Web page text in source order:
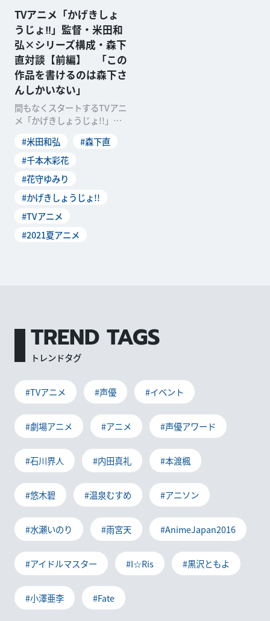
TVアニメ「かげきしょ
うじょ‼」監督・米田和
弘×シリーズ構成・森下
直対談【前編】 「この
作品を書けるのは森下さ
んしかいない」
間もなくスタートするTVアニ
メ「かげきしょうじょ!!」。
ーをめざす少女たち
#米田和弘
#森下直
#千本木彩花
#花守ゆみり
#かげきしょうじょ!!
#TVアニメ
#2021夏アニメ
TREND TAGS
トレンドタグ
#TVアニメ #声優 #イベント
#劇場アニメ #アニメ #声優アワード
#石川界人 #内田真礼 #本渡楓
#悠木碧 #温泉むすめ #アニソン
#水瀬いのり #雨宮天 #AnimeJapan2016
#アイドルマスター #I☆Ris #黒沢ともよ
#小澤亜李 #Fate